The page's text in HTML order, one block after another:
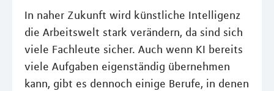
In naher Zukunft wird künstliche Intelligenz
die Arbeitswelt stark verändern, da sind sich
viele Fachleute sicher. Auch wenn KI bereits
viele Aufgaben eigenständig übernehmen
kann, gibt es dennoch einige Berufe, in denen